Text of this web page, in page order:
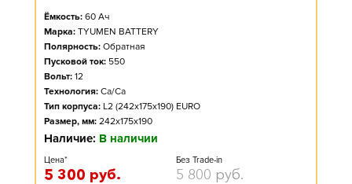
Ёмкость: 60 Ач
Марка: TYUMEN BATTERY
Полярность: Обратная
Пусковой ток: 550
Вольт: 12
Технология: Ca/Ca
Тип корпуса: L2 (242x175x190) EURO
Размер, мм: 242x175x190
Наличие: В наличии
Цена*
5 300 руб.
Без Trade-in
5 800 руб.